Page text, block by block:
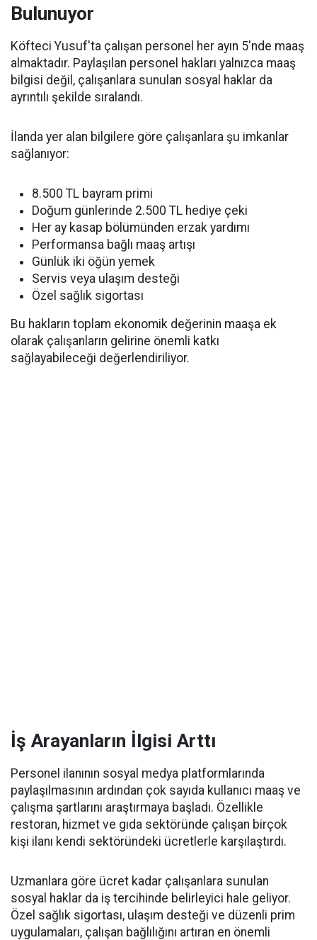
Bulunuyor
Köfteci Yusuf'ta çalışan personel her ayın 5'nde maaş
almaktadır. Paylaşılan personel hakları yalnızca maaş
bilgisi değil, çalışanlara sunulan sosyal haklar da
ayrıntılı şekilde sıralandı.
İlanda yer alan bilgilere göre çalışanlara şu imkanlar
sağlanıyor:
8.500 TL bayram primi
Doğum günlerinde 2.500 TL hediye çeki
Her ay kasap bölümünden erzak yardımı
Performansa bağlı maaş artışı
Günlük iki öğün yemek
Servis veya ulaşım desteği
Özel sağlık sigortası
Bu hakların toplam ekonomik değerinin maaşa ek
olarak çalışanların gelirine önemli katkı
sağlayabileceği değerlendiriliyor.
İş Arayanların İlgisi Arttı
Personel ilanının sosyal medya platformlarında
paylaşılmasının ardından çok sayıda kullanıcı maaş ve
çalışma şartlarını araştırmaya başladı. Özellikle
restoran, hizmet ve gıda sektöründe çalışan birçok
kişi ilanı kendi sektöründeki ücretlerle karşılaştırdı.
Uzmanlara göre ücret kadar çalışanlara sunulan
sosyal haklar da iş tercihinde belirleyici hale geliyor.
Özel sağlık sigortası, ulaşım desteği ve düzenli prim
uygulamaları, çalışan bağlılığını artıran en önemli